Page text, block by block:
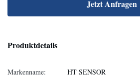
Jetzt Anfragen
Produktdetails
Markenname:
HT SENSOR